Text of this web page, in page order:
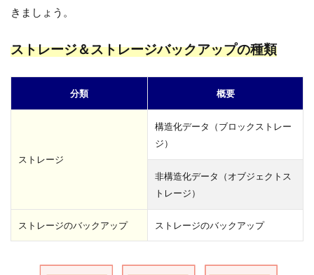
きましょう。
ストレージ＆ストレージバックアップの種類
分類 概要
ストレージ
構造化データ（ブロックストレー
ジ）
非構造化データ（オブジェクトス
トレージ）
ストレージのバックアップ ストレージのバックアップ